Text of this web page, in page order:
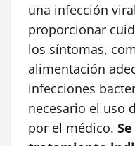
una infección
proporcionar
los síntomas,
alimentación
infecciones
necesario el uso
por el médico.